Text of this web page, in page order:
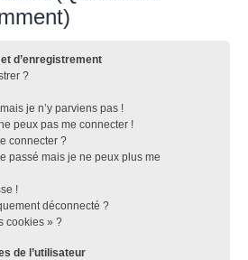
d’enregistrement
?
je n’y parviens pas !
peux pas me connecter !
connecter ?
passé mais je ne peux plus me
!
déconnecté ?
cookies » ?
de l’utilisateur